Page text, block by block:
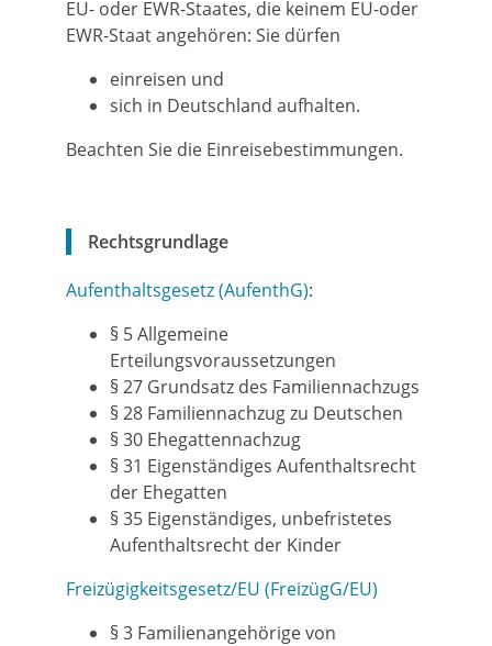
EU- oder EWR-Staates, die keinem EU-oder
EWR-Staat angehören: Sie dürfen
einreisen und
sich in Deutschland aufhalten.
Beachten Sie die Einreisebestimmungen.
Rechtsgrundlage
Aufenthaltsgesetz (AufenthG):
§ 5 Allgemeine
Erteilungsvoraussetzungen
§ 27 Grundsatz des Familiennachzugs
§ 28 Familiennachzug zu Deutschen
§ 30 Ehegattennachzug
§ 31 Eigenständiges Aufenthaltsrecht
der Ehegatten
§ 35 Eigenständiges, unbefristetes
Aufenthaltsrecht der Kinder
Freizügigkeitsgesetz/EU (FreizügG/EU)
§ 3 Familienangehörige von